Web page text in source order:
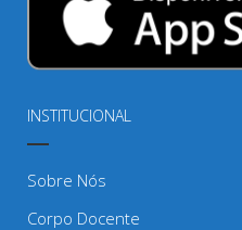
INSTITUCIONAL
Sobre Nós
Corpo Docente